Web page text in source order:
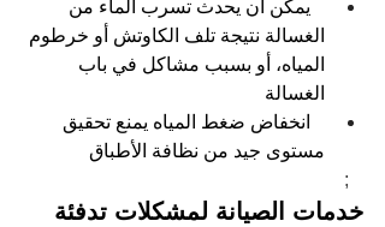
يمكن أن يحدث تسرب الماء من
الغسالة نتيجة تلف الكاوتش أو خرطوم
المياه، أو بسبب مشاكل في باب
الغسالة
انخفاض ضغط المياه يمنع تحقيق
مستوى جيد من نظافة الأطباق
;
خدمات الصيانة لمشكلات تدفئة